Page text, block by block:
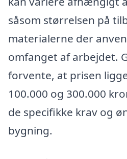
såsom størrelsen på
materialerne der
omfanget af arbejdet.
forvente, at prisen
100.000 og 300.000
de specifikke krav og
bygning.